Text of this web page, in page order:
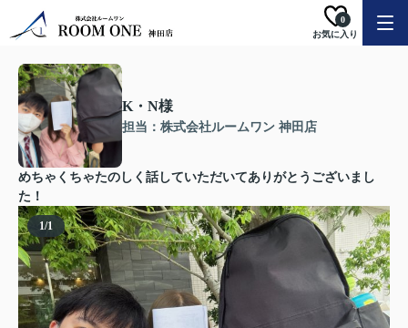
お気に入り
0
K・N様
担当：株式会社ルームワン 神田店
めちゃくちゃたのしく話していただいてありがとうございまし
た！
1/1